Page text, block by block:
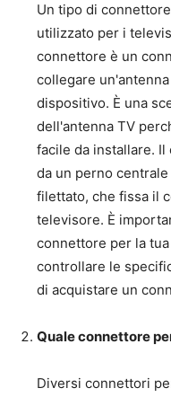
Un tipo di
utilizzato per i
connettore è un
collegare
dispositivo. È una
dell'antenna TV
facile da installare.
da un perno
filettato, che fissa il
televisore. È
connettore per la
controllare le
di acquistare un
Quale connettore
Diversi connettori